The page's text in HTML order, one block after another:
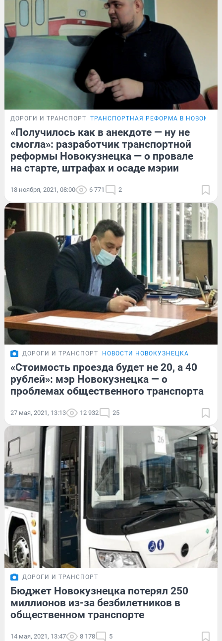
ДОРОГИ И ТРАНСПОРТ ТРАНСПОРТНАЯ РЕФОРМА В
«Получилось как в анекдоте — ну не
смогла»: разработчик транспортной
реформы Новокузнецка — о провале
на старте, штрафах и осаде мэрии
18 ноября, 2021, 08:00 6 771 2
ДОРОГИ И ТРАНСПОРТ НОВОСТИ НОВОКУЗНЕЦКА
«Стоимость проезда будет не 20, а 40
рублей»: мэр Новокузнецка — о
проблемах общественного транспорта
27 мая, 2021, 13:13 12 932 25
ДОРОГИ И ТРАНСПОРТ
Бюджет Новокузнецка потерял 250
миллионов из-за безбилетников в
общественном транспорте
14 мая, 2021, 13:47 8 178 5